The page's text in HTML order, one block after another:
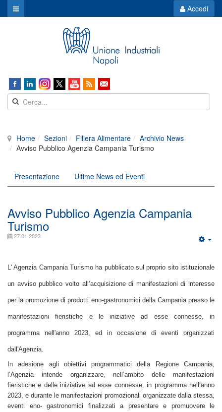
Accedi
Home Sezioni Filiera Alimentare
Archivio News
Avviso Pubblico Agenzia Campania Turismo
Presentazione Ultime News ed Eventi
Avviso Pubblico Agenzia Campania
Turismo
27.01.2023
L' Agenzia Campania Turismo ha pubblicato sul proprio sito istituzionale
un avviso pubblico volto all’acquisizione di manifestazioni di interesse
per la promozione di prodotti eno-gastronomici della Campania presso le
manifestazioni fieristiche e le iniziative ad esse connesse, in
programma nell'anno 2023, ed in occasione di eventi organizzati
dall'Agenzia.
In adesione agli obiettivi programmatici della Regione Campania,
l’Agenzia intende organizzare, nell’ambito delle manifestazioni
fieristiche e delle iniziative ad esse connesse, in programma nell’anno
2023, e durante le manifestazioni promozionali organizzate dalla stessa,
eventi eno- gastronomici finalizzati a presentare e promuovere le